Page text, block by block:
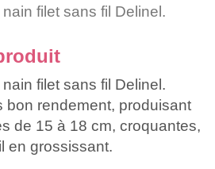
filet sans fil Delinel.
filet sans fil Delinel.
bon rendement, produisant
de 15 à 18 cm, croquantes,
en grossissant.